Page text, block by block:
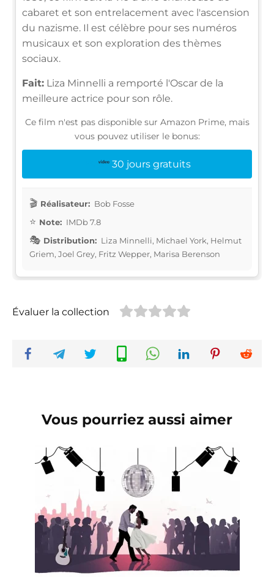
cabaret et son entrelacement avec l'ascension
du nazisme. Il est célèbre pour ses numéros
musicaux et son exploration des thèmes
sociaux.
Fait: Liza Minnelli a remporté l'Oscar de la
meilleure actrice pour son rôle.
Ce film n'est pas disponible sur Amazon Prime, mais
vous pouvez utiliser le bonus:
30 jours gratuits
Réalisateur: Bob Fosse
Note: IMDb 7.8
Distribution: Liza Minnelli, Michael York, Helmut
Griem, Joel Grey, Fritz Wepper, Marisa Berenson
Évaluer la collection
Vous pourriez aussi aimer